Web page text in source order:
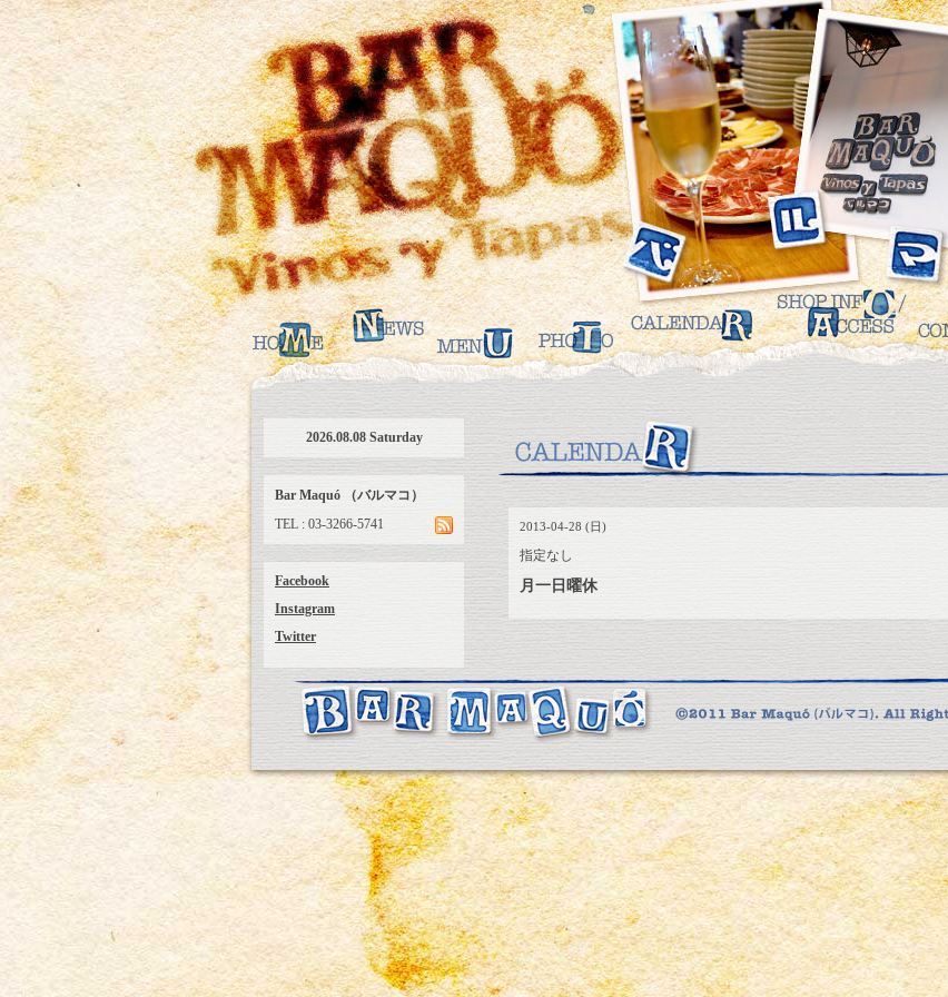
2013-04-28 (日)
指定なし
月一日曜休
2026.08.08 Saturday
Bar Maquó （バルマコ）
TEL : 03-3266-5741
Facebook
Instagram
Twitter